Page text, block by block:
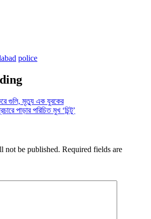
police
গুলি, মৃত্যু এক যুবকের
পাড়ার পরিচিত মুখ ‘চিন্টু’
not be published. Required fields are